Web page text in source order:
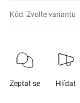
Kód: Zvolte variantu
Zeptat se Hlídat